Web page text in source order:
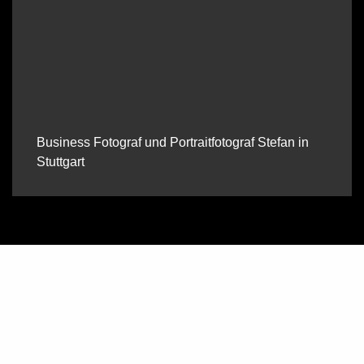
Business Fotograf und Portraitfotograf Stefan in
Stuttgart